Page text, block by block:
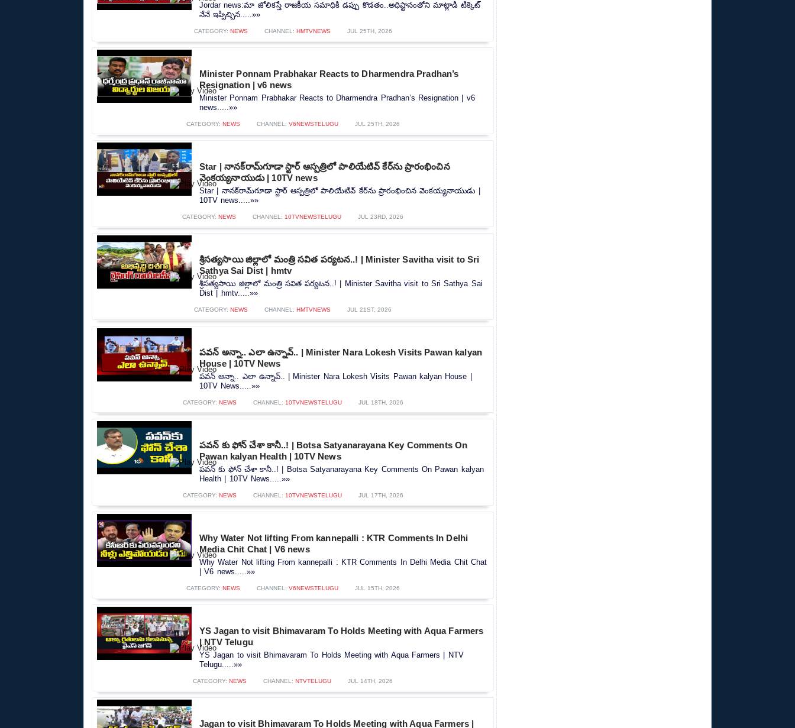
Jordar news:మా జోలికస్తే రాజకీయ సమాధికి డప్పు కొడతం..అధిష్టానంతోని మాట్లాడి టిక్కెట్
నేనే ఇప్పిచ్చిన.....»»
CATEGORY: NEWS CHANNEL: HMTVNEWS JUL 25TH, 2026
Minister Ponnam Prabhakar Reacts to Dharmendra Pradhan’s
Resignation | v6 news
Minister Ponnam Prabhakar Reacts to Dharmendra Pradhan’s Resignation | v6
news.....»»
CATEGORY: NEWS CHANNEL: V6NEWSTELUGU JUL 25TH, 2026
Star | నానక్‌రామ్‌గూడా స్టార్ ఆస్పత్రిలో పాలియేటివ్ కేర్‌ను ప్రారంభించిన
వెంకయ్యనాయుడు | 10TV news
Star | నానక్‌రామ్‌గూడా స్టార్ ఆస్పత్రిలో పాలియేటివ్ కేర్‌ను ప్రారంభించిన వెంకయ్యనాయుడు |
10TV news.....»»
CATEGORY: NEWS CHANNEL: 10TVNEWSTELUGU JUL 23RD, 2026
శ్రీసత్యసాయి జిల్లాలో మంత్రి సవిత పర్యటన..! | Minister Savitha visit to Sri
Sathya Sai Dist | hmtv
శ్రీసత్యసాయి జిల్లాలో మంత్రి సవిత పర్యటన..! | Minister Savitha visit to Sri Sathya Sai
Dist | hmtv.....»»
CATEGORY: NEWS CHANNEL: HMTVNEWS JUL 21ST, 2026
పవన్ అన్నా.. ఎలా ఉన్నావ్.. | Minister Nara Lokesh Visits Pawan kalyan
House | 10TV News
పవన్ అన్నా.. ఎలా ఉన్నావ్.. | Minister Nara Lokesh Visits Pawan kalyan House |
10TV News.....»»
CATEGORY: NEWS CHANNEL: 10TVNEWSTELUGU JUL 18TH, 2026
పవన్ కు ఫోన్ చేశా కానీ..! | Botsa Satyanarayana Key Comments On
Pawan kalyan Health | 10TV News
పవన్ కు ఫోన్ చేశా కానీ..! | Botsa Satyanarayana Key Comments On Pawan kalyan
Health | 10TV News.....»»
CATEGORY: NEWS CHANNEL: 10TVNEWSTELUGU JUL 17TH, 2026
Why Water Not lifting From kannepalli : KTR Comments In Delhi
Media Chit Chat | V6 news
Why Water Not lifting From kannepalli : KTR Comments In Delhi Media Chit Chat
| V6 news.....»»
CATEGORY: NEWS CHANNEL: V6NEWSTELUGU JUL 15TH, 2026
YS Jagan to visit Bhimavaram To Holds Meeting with Aqua Farmers
| NTV Telugu
YS Jagan to visit Bhimavaram To Holds Meeting with Aqua Farmers | NTV
Telugu.....»»
CATEGORY: NEWS CHANNEL: NTVTELUGU JUL 14TH, 2026
Jagan to visit Bhimavaram To Holds Meeting with Aqua Farmers |